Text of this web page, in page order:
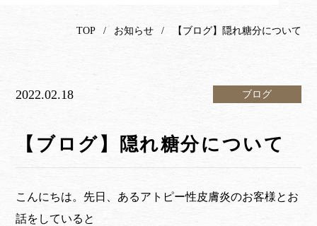
TOP お知らせ 【ブログ】隠れ糖分について
2022.02.18 ブログ
【ブログ】隠れ糖分について
こんにちは。先日、あるアトピー性皮膚炎のお客様とお
話をしていると